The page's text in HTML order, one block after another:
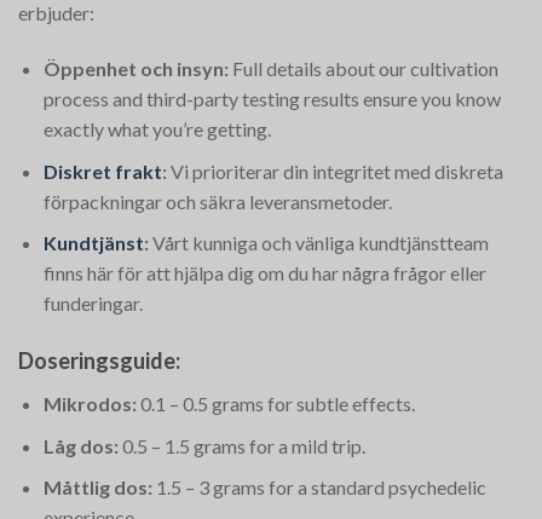
erbjuder:
Öppenhet och insyn: Full details about our cultivation
process and third-party testing results ensure you know
exactly what you’re getting.
Diskret frakt: Vi prioriterar din integritet med diskreta
förpackningar och säkra leveransmetoder.
Kundtjänst: Vårt kunniga och vänliga kundtjänstteam
finns här för att hjälpa dig om du har några frågor eller
funderingar.
Doseringsguide:
Mikrodos: 0.1 – 0.5 grams for subtle effects.
Låg dos: 0.5 – 1.5 grams for a mild trip.
Måttlig dos: 1.5 – 3 grams for a standard psychedelic